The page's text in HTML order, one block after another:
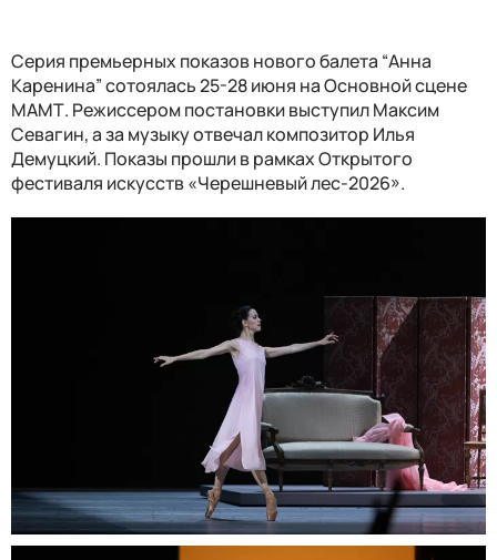
Серия премьерных показов нового балета “Анна
Каренина” сотоялась 25-28 июня на Основной сцене
МАМТ. Режиссером постановки выступил Максим
Севагин, а за музыку отвечал композитор Илья
Демуцкий. Показы прошли в рамках Открытого
фестиваля искусств «Черешневый лес-2026».